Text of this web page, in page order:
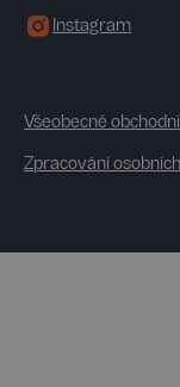
Instagram
Všeobecné
Zpracování